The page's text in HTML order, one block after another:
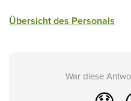
Übersicht des Personals
War diese